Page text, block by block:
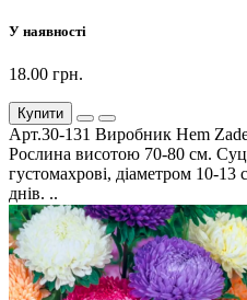
У наявності
18.00 грн.
Купити
Арт.30-131 Виробник Hem
Рослина висотою 70-80 см.
густомахрові, діаметром 10-13
днів. ..